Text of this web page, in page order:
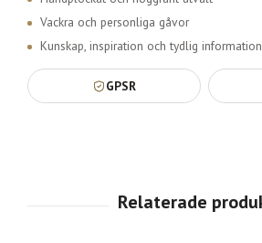
Vackra och personliga gåvor
Kunskap, inspiration och tydlig information
GPSR